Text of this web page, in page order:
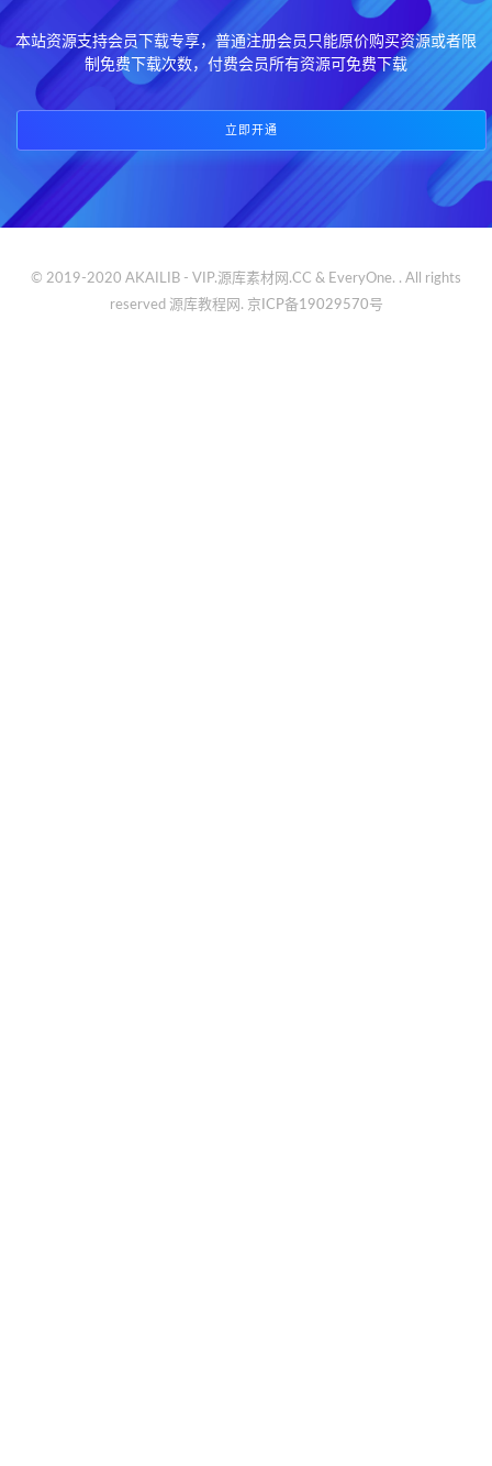
本站资源支持会员下载专享，普通注册会员只能原价购买资源或者限
制免费下载次数，付费会员所有资源可免费下载
立即开通
© 2019-2020 AKAILIB - VIP.源库素材网.CC & EveryOne. . All rights
reserved 源库教程网. 京ICP备19029570号